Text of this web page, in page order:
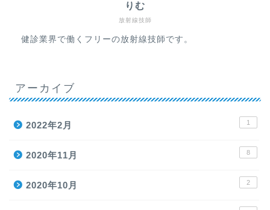
放射線技師
りむ
健診業界で働くフリーの放射線技師です。
アーカイブ
2022年2月 1
2020年11月 8
2020年10月 2